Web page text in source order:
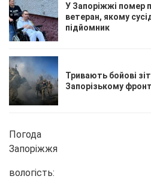
У Запоріжжі помер
ветеран, якому
підйомник
Тривають бойові
Запорізькому
Погода
Запоріжжя
вологість: